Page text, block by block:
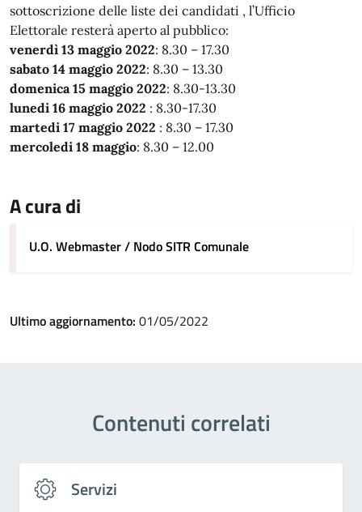
sottoscrizione delle liste dei candidati , l’Ufficio
Elettorale resterà aperto al pubblico:
venerdì 13 maggio 2022: 8.30 – 17.30
sabato 14 maggio 2022: 8.30 – 13.30
domenica 15 maggio 2022: 8.30-13.30
lunedi 16 maggio 2022 : 8.30-17.30
martedi 17 maggio 2022 : 8.30 – 17.30
mercoledi 18 maggio: 8.30 – 12.00
A cura di
U.O. Webmaster / Nodo SITR Comunale
Ultimo aggiornamento: 01/05/2022
Contenuti correlati
Servizi